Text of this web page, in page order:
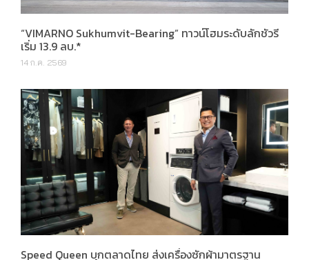
“VIMARNO Sukhumvit-Bearing” ทาวน์โฮมระดับลักชัวรี
เริ่ม 13.9 ลบ.*
14 ก.ค. 2569
Speed Queen บุกตลาดไทย ส่งเครื่องซักผ้ามาตรฐาน